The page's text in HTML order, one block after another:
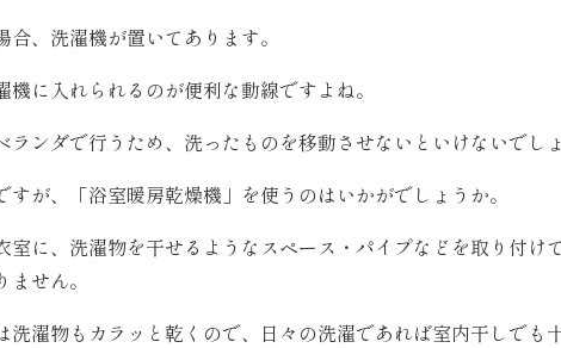
、洗濯機が置いてあります。
に入れられるのが便利な動線ですよね。
ンダで行うため、洗ったものを移動させないといけないでしょ
すが、「浴室暖房乾燥機」を使うのはいかがでしょうか。
室に、洗濯物を干せるようなスペース・パイプなどを取り付け
せん。
洗濯物もカラッと乾くので、日々の洗濯であれば室内干しでも